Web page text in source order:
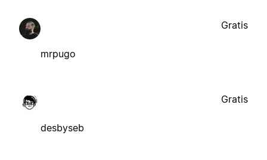
mrpugo
Gratis
desbyseb
Gratis